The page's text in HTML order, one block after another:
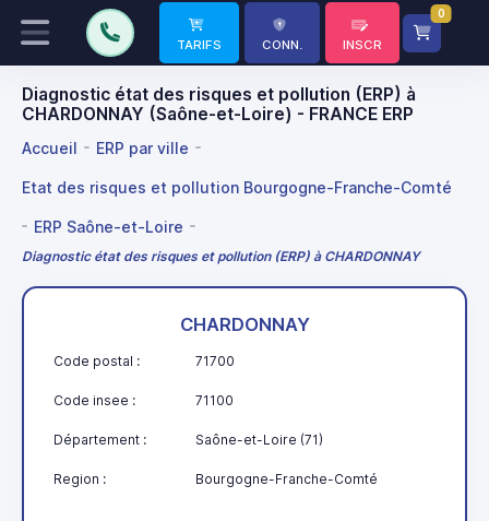
TARIFS CONN. INSCR
0
Diagnostic état des risques et pollution (ERP) à
CHARDONNAY (Saône-et-Loire) - FRANCE ERP
Accueil ERP par ville
Etat des risques et pollution Bourgogne-Franche-Comté
ERP Saône-et-Loire
Diagnostic état des risques et pollution (ERP) à CHARDONNAY
CHARDONNAY
Code postal : 71700
Code insee : 71100
Département : Saône-et-Loire (71)
Region : Bourgogne-Franche-Comté